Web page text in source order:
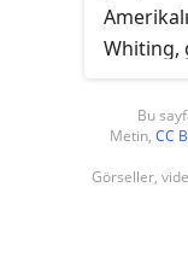
Atletizm
Whiting,
alanda
olan
Bu
Metin, CC
Görseller,